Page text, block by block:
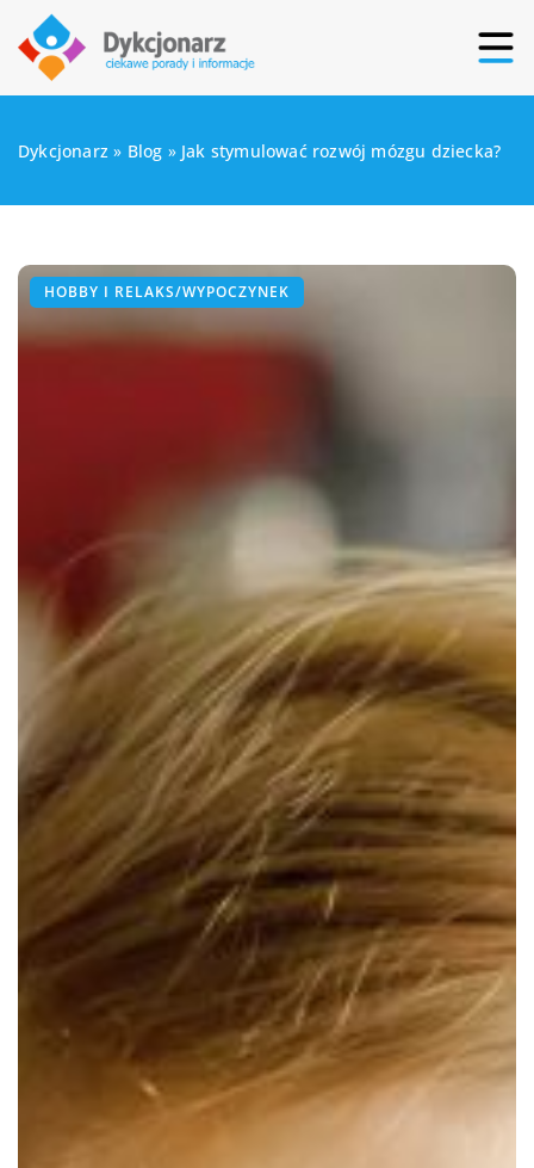
Dykcjonarz » Blog » Jak stymulować rozwój mózgu dziecka?
HOBBY I RELAKS/WYPOCZYNEK